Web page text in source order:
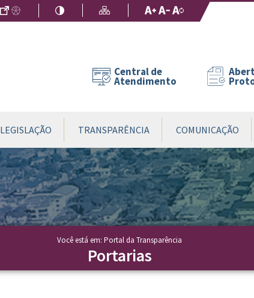
Ir para o Conteúdo
AcessibilidadeAlto ContrasteMapa do Site Aumentar
Diminuir
Fonte Original
Central de
Atendimento
LEGISLAÇÃO TRANSPARÊNCIA COMUNICAÇÃO
Você está em: Portal da Transparência
Portarias